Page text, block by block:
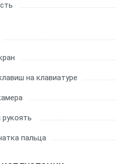
на клавиатуре
пальца